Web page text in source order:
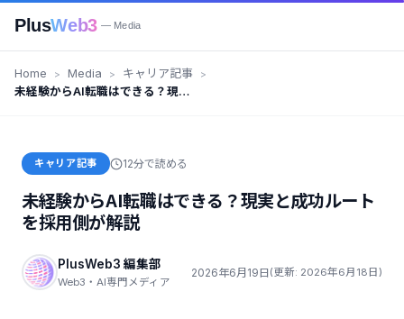
PlusWeb3 — Media
Home Media
キャリア記事
未経験からAI転職はできる？現実
キャリア記事 12分で読める
未経験からAI転職はできる？現実と成功ルート
を採用側が解説
PlusWeb3 編集部
Web3・AI専門メディア
2026年6月19日(更新: 2026年6月18日)